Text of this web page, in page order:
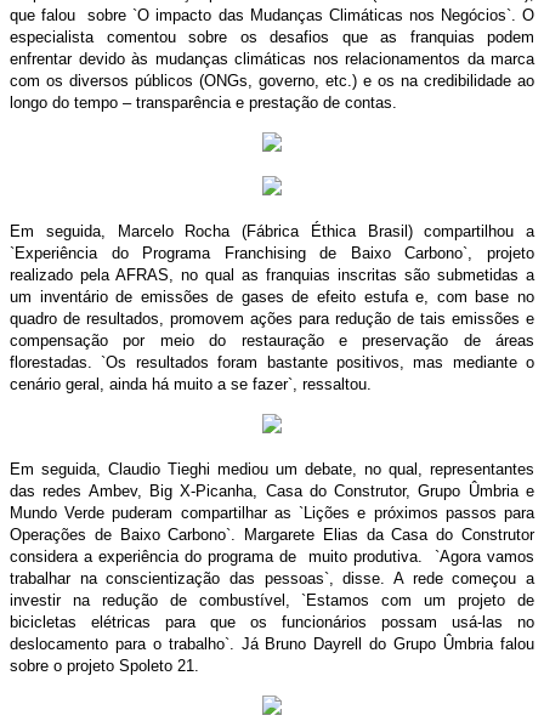
que falou sobre `O impacto das Mudanças Climáticas nos Negócios`. O
especialista comentou sobre os desafios que as franquias podem
enfrentar devido às mudanças climáticas nos relacionamentos da marca
com os diversos públicos (ONGs, governo, etc.) e os na credibilidade ao
longo do tempo – transparência e prestação de contas.
Em seguida, Marcelo Rocha (Fábrica Éthica Brasil) compartilhou a
`Experiência do Programa Franchising de Baixo Carbono`, projeto
realizado pela AFRAS, no qual as franquias inscritas são submetidas a
um inventário de emissões de gases de efeito estufa e, com base no
quadro de resultados, promovem ações para redução de tais emissões e
compensação por meio do restauração e preservação de áreas
florestadas. `Os resultados foram bastante positivos, mas mediante o
cenário geral, ainda há muito a se fazer`, ressaltou.
Em seguida, Claudio Tieghi mediou um debate, no qual, representantes
das redes Ambev, Big X-Picanha, Casa do Construtor, Grupo Ûmbria e
Mundo Verde puderam compartilhar as `Lições e próximos passos para
Operações de Baixo Carbono`. Margarete Elias da Casa do Construtor
considera a experiência do programa de muito produtiva. `Agora vamos
trabalhar na conscientização das pessoas`, disse. A rede começou a
investir na redução de combustível, `Estamos com um projeto de
bicicletas elétricas para que os funcionários possam usá-las no
deslocamento para o trabalho`. Já Bruno Dayrell do Grupo Ûmbria falou
sobre o projeto Spoleto 21.